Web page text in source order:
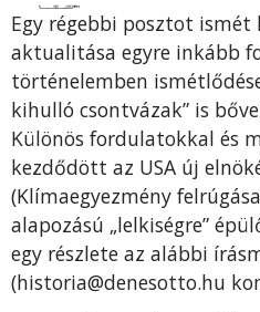
Egy régebbi posztot ismét
aktualitása egyre inkább
történelemben
kihulló csontvázak” is
Különös fordulatokkal és
kezdődött az USA új
(Klímaegyezmény
alapozású „lelkiségre”
egy részlete az alábbi
(historia@denesotto.hu